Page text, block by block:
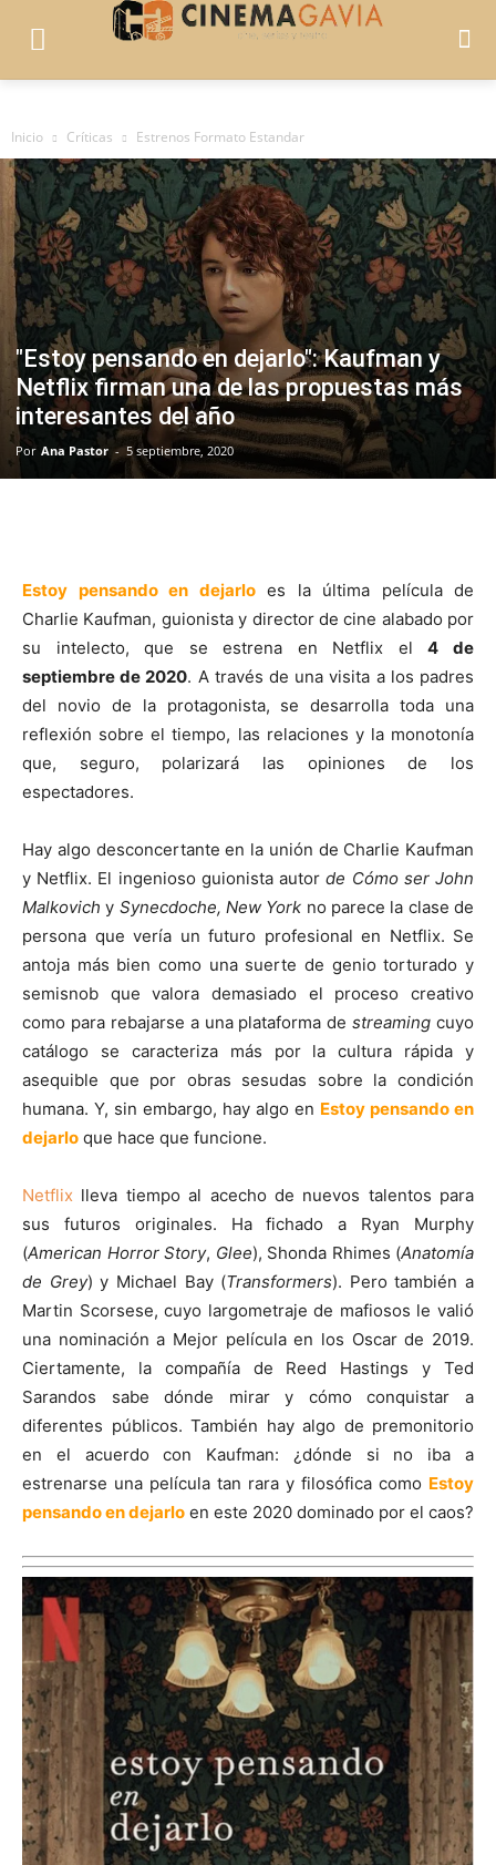
Inicio Críticas Estrenos Formato Estandar
"Estoy pensando en dejarlo": Kaufman y
Netflix firman una de las propuestas más
interesantes del año
Por Ana Pastor - 5 septiembre, 2020
Estoy pensando en dejarloes la última película de
Charlie Kaufman, guionista y director de cine alabado por
su intelecto, que se estrena en Netflix el4 de
septiembre de 2020. A través de una visita a los padres
del novio de la protagonista, se desarrolla toda una
reflexión sobre el tiempo, las relaciones y la monotonía
que, seguro, polarizará las opiniones de los
espectadores.
Hay algo desconcertante en la unión de Charlie Kaufman
y Netflix. El ingenioso guionista autorde Cómo ser John
Malkovich y Synecdoche, New York no parece la clase de
persona que vería un futuro profesional en Netflix. Se
antoja más bien como una suerte de genio torturado y
semisnob que valora demasiado el proceso creativo
como para rebajarse a una plataforma destreaming cuyo
catálogo se caracteriza más por la cultura rápida y
asequible que por obras sesudas sobre la condición
humana. Y, sin embargo, hay algo en Estoy pensando en
dejarlo que hace que funcione.
Netflix lleva tiempo al acecho de nuevos talentos para
sus futuros originales. Ha fichado a Ryan Murphy
(American Horror Story, Glee), Shonda Rhimes (Anatomía
de Grey) y Michael Bay (Transformers). Pero también a
Martin Scorsese, cuyo largometraje de mafiosos le valió
una nominación a Mejor película en los Oscar de 2019.
Ciertamente, la compañía de Reed Hastings y Ted
Sarandos sabe dónde mirar y cómo conquistar a
diferentes públicos. También hay algo de premonitorio
en el acuerdo con Kaufman: ¿dónde si no iba a
estrenarse una película tan rara y filosófica como Estoy
pensando en dejarlo en este 2020 dominado por el caos?